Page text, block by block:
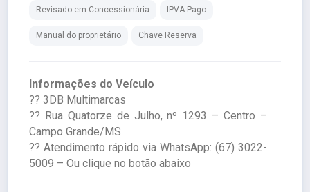
Revisado em Concessionária IPVA Pago
Manual do proprietário Chave Reserva
Informações do Veículo
?? 3DB Multimarcas
?? Rua Quatorze de Julho, nº 1293 – Centro –
Campo Grande/MS
?? Atendimento rápido via WhatsApp: (67) 3022-
5009 – Ou clique no botão abaixo